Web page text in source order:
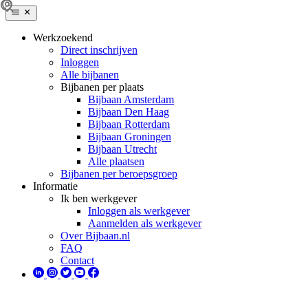
Werkzoekend
Direct inschrijven
Inloggen
Alle bijbanen
Bijbanen per plaats
Bijbaan Amsterdam
Bijbaan Den Haag
Bijbaan Rotterdam
Bijbaan Groningen
Bijbaan Utrecht
Alle plaatsen
Bijbanen per beroepsgroep
Informatie
Ik ben werkgever
Inloggen als werkgever
Aanmelden als werkgever
Over Bijbaan.nl
FAQ
Contact